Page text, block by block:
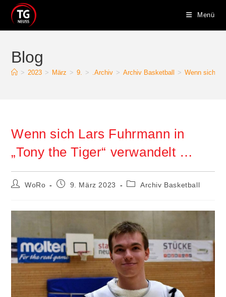
Inhalt
springen
Menü
Blog
> 2023 > März > 9. > .Archiv > Archiv Basketball > Wenn sich
Wenn sich Lars Fuhrmann in
„Tony the Tiger“ verwandelt …
Beitrags-
WoRo
Beitrag9. März 2023
Beitrags-
Archiv Basketball